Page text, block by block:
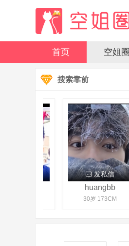
首页 空姐圈
搜索靠前
发私信
huangbb
30岁 173CM